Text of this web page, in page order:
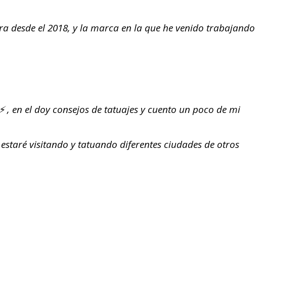
desde el 2018, y la marca en la que he venido trabajando
en el doy consejos de tatuajes y cuento un poco de mi
visitando y tatuando diferentes ciudades de otros